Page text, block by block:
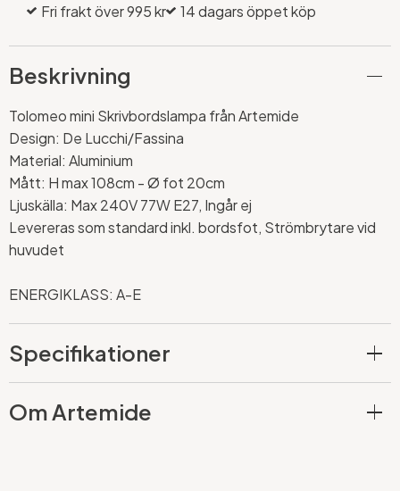
Fri frakt över 995 kr 14 dagars öppet köp
Beskrivning
Tolomeo mini Skrivbordslampa från Artemide
Design: De Lucchi/Fassina
Material: Aluminium
Mått: H max 108cm -Ø fot 20cm
Ljuskälla: Max 240V 77W E27, Ingår ej
Levereras som standard inkl. bordsfot, Strömbrytare vid
huvudet
ENERGIKLASS: A-E
Specifikationer
Om Artemide